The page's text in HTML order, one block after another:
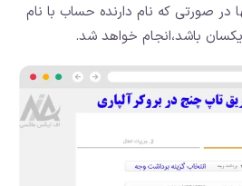
در صورتی که نام دارنده حساب با نام
باشد،‌انجام خواهد شد.